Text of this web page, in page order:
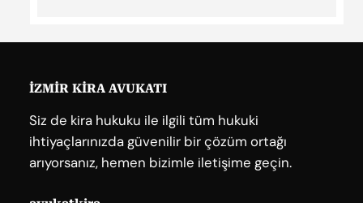
İZMİR KİRA AVUKATI
Siz de kira hukuku ile ilgili tüm hukuki
ihtiyaçlarınızda güvenilir bir çözüm ortağı
arıyorsanız, hemen bizimle iletişime geçin.